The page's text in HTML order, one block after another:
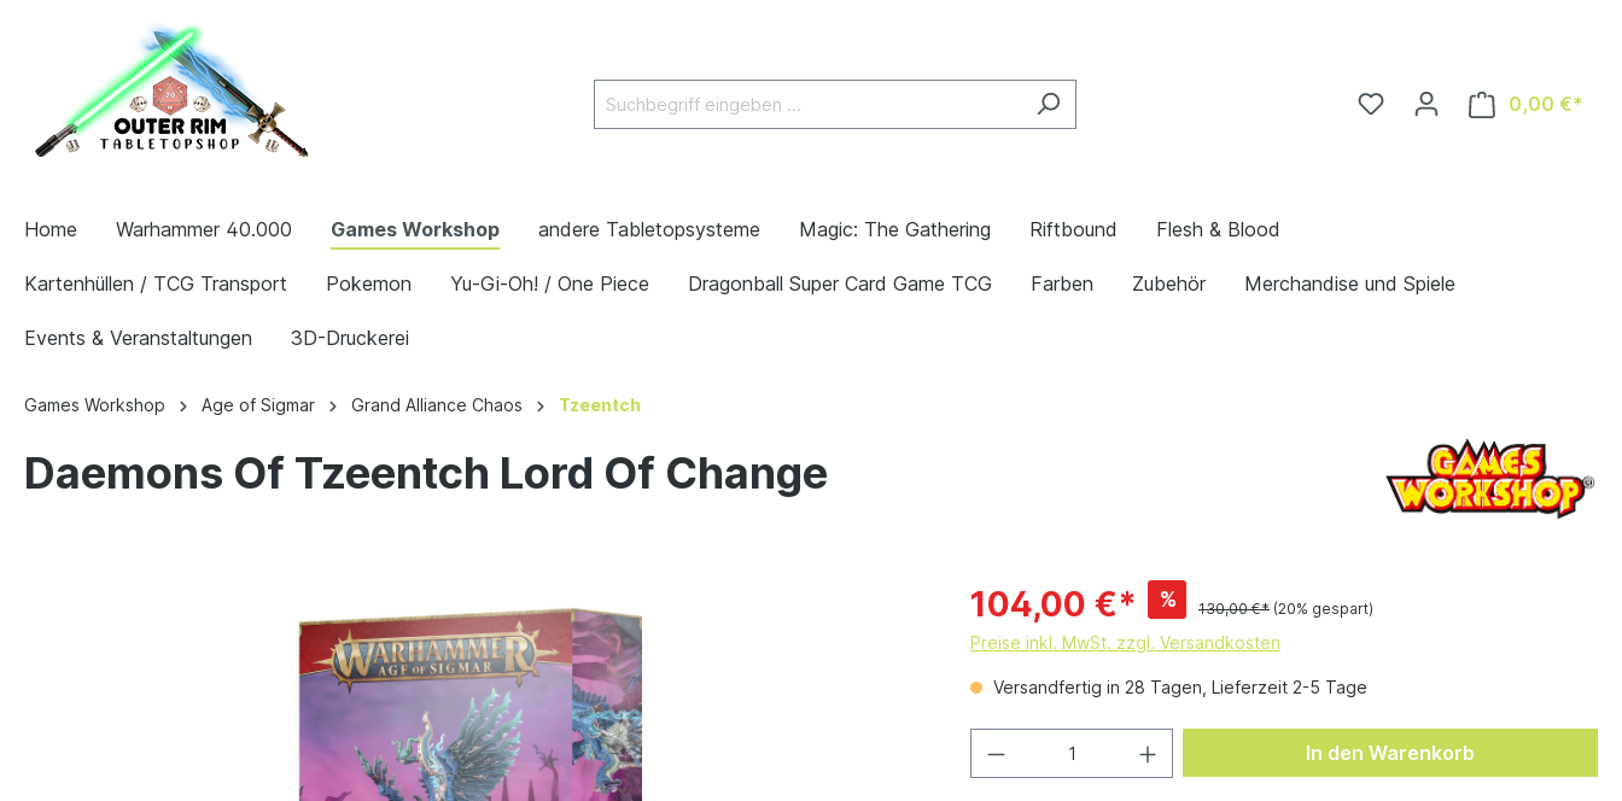
0,00 €*
Home Warhammer 40.000 Games Workshop andere Tabletopsysteme Magic: The Gathering Riftbound Flesh & Blood
Kartenhüllen / TCG Transport Pokemon Yu-Gi-Oh! / One Piece Dragonball Super Card Game TCG Farben Zubehör Merchandise und Spiele
Events & Veranstaltungen 3D-Druckerei
Games Workshop Age of Sigmar Grand Alliance Chaos Tzeentch
Daemons Of Tzeentch Lord Of Change
104,00 €* % 130,00 €* (20% gespart)
Preise inkl. MwSt. zzgl. Versandkosten
Versandfertig in 28 Tagen, Lieferzeit 2-5 Tage
In den Warenkorb